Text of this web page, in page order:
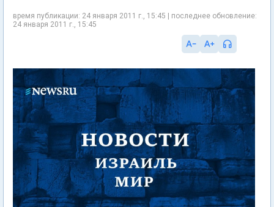
время публикации: 24 января 2011 г., 15:45 | последнее обновление:
24 января 2011 г., 15:45